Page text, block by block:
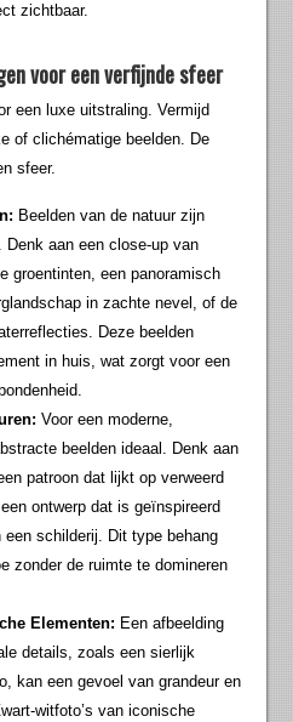
zichtbaar.
voor een verfijnde sfeer
een luxe uitstraling. Vermijd
of clichématige beelden. De
sfeer.
Beelden van de natuur zijn
aan een close-up van
groentinten, een panoramisch
in zachte nevel, of de
Deze beelden
in huis, wat zorgt voor een
Voor een moderne,
beelden ideaal. Denk aan
patroon dat lijkt op verweerd
ontwerp dat is geïnspireerd
schilderij. Dit type behang
zonder de ruimte te domineren
Elementen: Een afbeelding
details, zoals een sierlijk
kan een gevoel van grandeur en
witfoto’s van iconische